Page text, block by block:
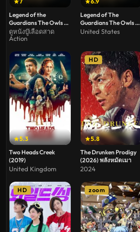
Legend of the
Guardians The Owls of
Ga’Hoole (2010) มหา
ตำนานวีรบุรุษองครักษ์
ดูหนังบู๊เลือดสาด
Action
Legend of The
Guardians The Owls of
Ga Hoole (2010) มหา
United States
5.3
Two Heads Creek
(2019)
United Kingdom
5.8
HD
The Drunken Prodigy
(2026) พลังหมัดเมา
2024
HD zoom